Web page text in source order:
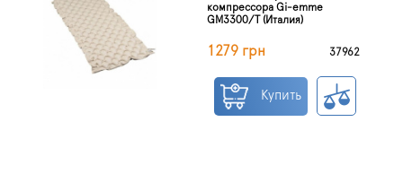
компрессора Gi-emme
GM3300/T (Италия)
1279 грн 37962
Купить